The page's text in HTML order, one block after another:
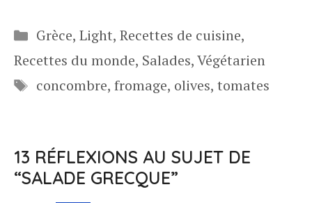
Catégories
Grèce, Light, Recettes de cuisine,
Recettes du monde, Salades,Végétarien
Étiquettes
concombre, fromage, olives, tomates
13 RÉFLEXIONS AU SUJET DE
“SALADE GRECQUE”